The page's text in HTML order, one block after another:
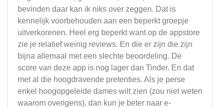
bevinden daar kan ik niks over zeggen. Dat is
kennelijk voorbehouden aan een beperkt groepje
uitverkorenen. Heel erg beperkt want op de appstore
zie je relatief weinig reviews. En die er zijn die zijn
bijna allemaal met een slechte beoordeling. De
score van deze app is nog lager dan Tinder. En dat
met al die hoogdravende pretenties. Als je perse
enkel hoogopgeleide dames wilt zien (zou niet weten
waarom overigens), dan kun je beter naar e-